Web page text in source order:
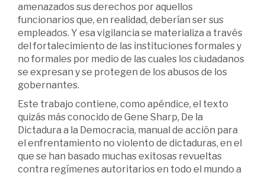
amenazados sus derechos por aquellos
funcionarios que, en realidad, deberían ser sus
empleados. Y esa vigilancia se materializa a través
del fortalecimiento de las instituciones formales y
no formales por medio de las cuales los ciudadanos
se expresan y se protegen de los abusos de los
gobernantes.
Este trabajo contiene, como apéndice, el texto
quizás más conocido­ de Gene Sharp, De la
Dictadura a la Democracia, manual de acción para
el enfrentamiento no violento de dictaduras, en el
que se han basado muchas exitosas revueltas
contra regímenes­ autoritarios en todo el mundo a